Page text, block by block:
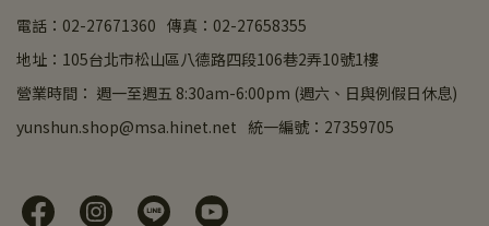
電話：02-27671360 傳真：02-27658355
地址：105台北市松山區八德路四段106巷2弄10號1樓
營業時間： 週一至週五 8:30am-6:00pm (週六、日與例假日休息)
yunshun.shop@msa.hinet.net 統一編號：27359705